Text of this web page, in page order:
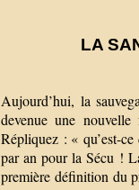
LA
Aujourd’hui, la
devenue une
Répliquez : « qu’est-
par an pour la Sécu !
première définition du